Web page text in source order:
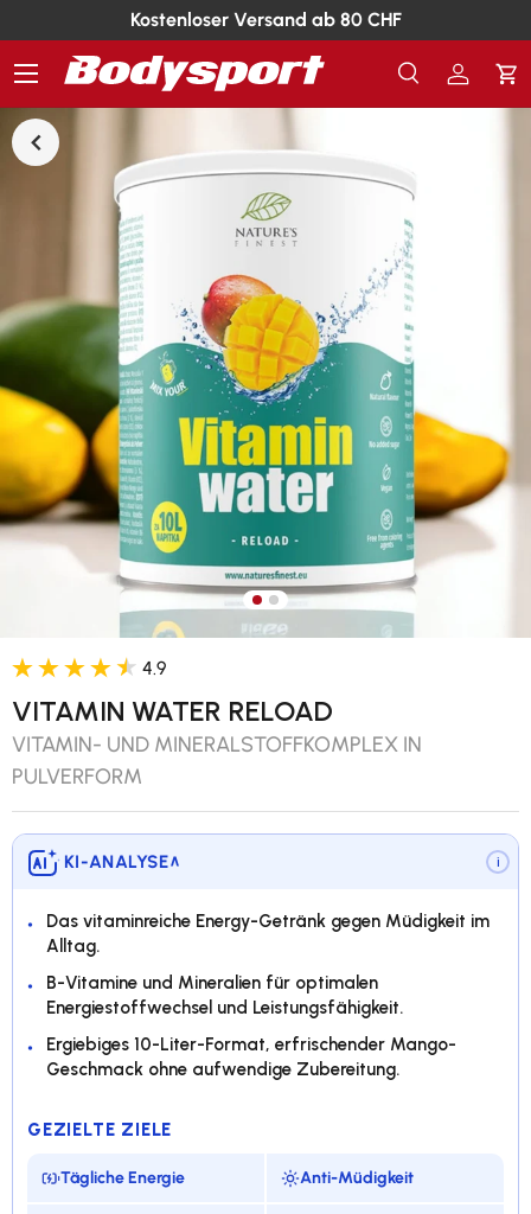
Kostenloser Versand ab 80 CHF
Suchen
Suchen
Suche
Menü
Bild 1 in Galerieansicht laden
Bild 2 in Galerieansicht
4.9
VITAMIN WATER RELOAD
VITAMIN- UND MINERALSTOFFKOMPLEX IN
PULVERFORM
KI-ANALYSE∨ i
Das vitaminreiche Energy-Getränk gegen Müdigkeit im
Alltag.
B-Vitamine und Mineralien für optimalen
Energiestoffwechsel und Leistungsfähigkeit.
Ergiebiges 10-Liter-Format, erfrischender Mango-
Geschmack ohne aufwendige Zubereitung.
GEZIELTE ZIELE
Tägliche Energie Anti-Müdigkeit